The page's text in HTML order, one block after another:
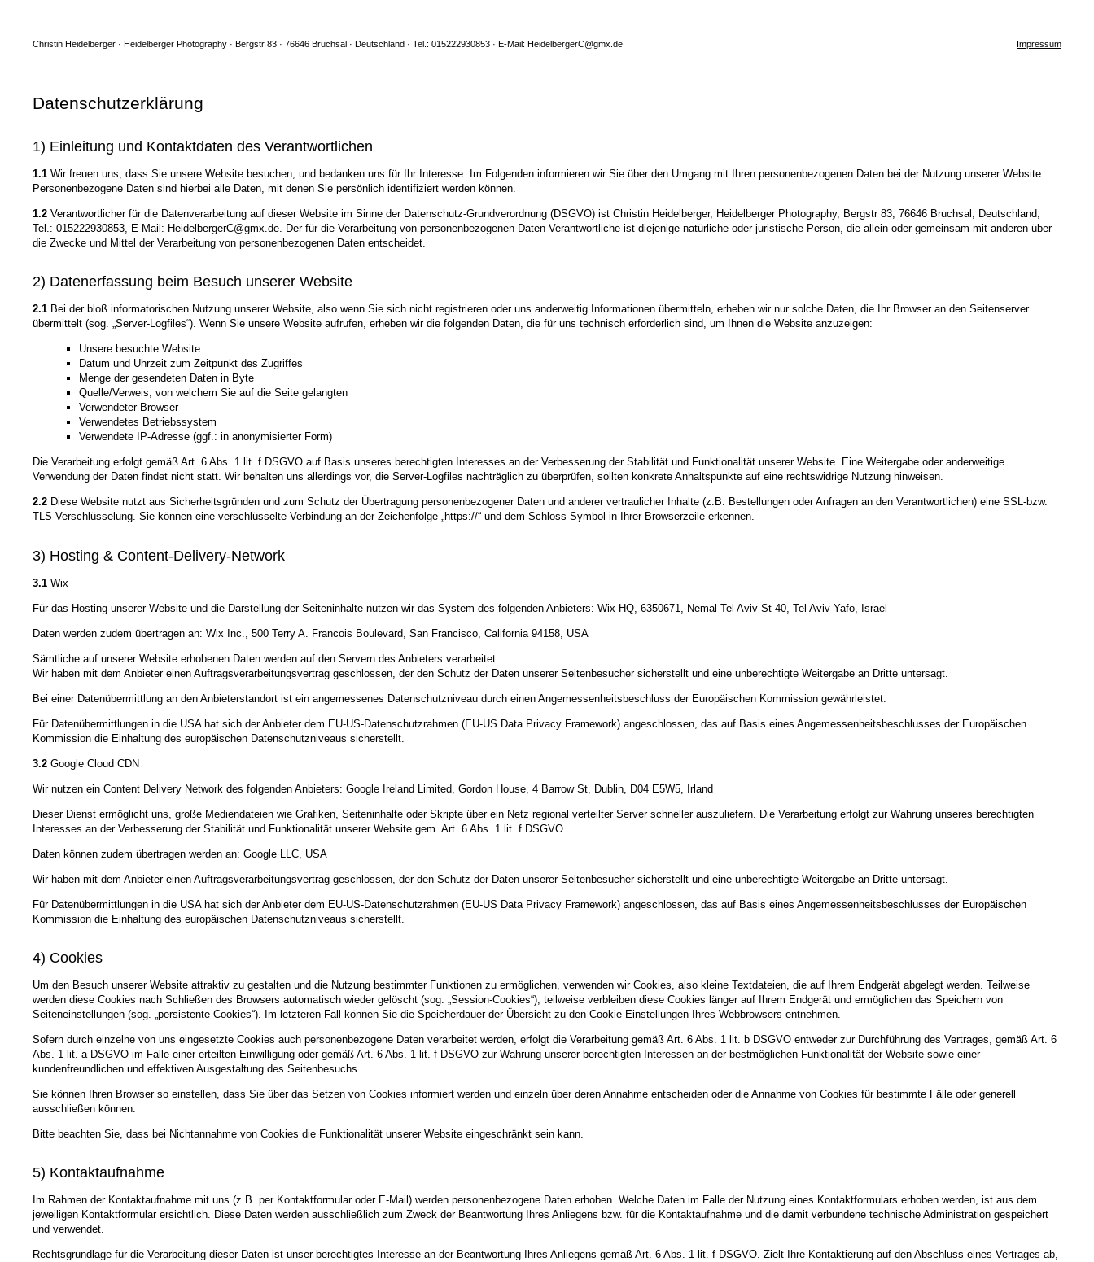
Christin Heidelberger · Heidelberger Photography · Bergstr 83 · 76646 Bruchsal · Deutschland · Tel.: 015222930853 · E-Mail: HeidelbergerC@gmx.de Impressum
Datenschutzerklärung
1) Einleitung und Kontaktdaten des Verantwortlichen
1.1 Wir freuen uns, dass Sie unsere Website besuchen, und bedanken uns für Ihr Interesse. Im Folgenden informieren wir Sie über den Umgang mit Ihren personenbezogenen Daten bei der Nutzung unserer Website.
Personenbezogene Daten sind hierbei alle Daten, mit denen Sie persönlich identifiziert werden können.
1.2 Verantwortlicher für die Datenverarbeitung auf dieser Website im Sinne der Datenschutz-Grundverordnung (DSGVO) ist Christin Heidelberger, Heidelberger Photography, Bergstr 83, 76646 Bruchsal, Deutschland,
Tel.: 015222930853, E-Mail: HeidelbergerC@gmx.de. Der für die Verarbeitung von personenbezogenen Daten Verantwortliche ist diejenige natürliche oder juristische Person, die allein oder gemeinsam mit anderen über
die Zwecke und Mittel der Verarbeitung von personenbezogenen Daten entscheidet.
2) Datenerfassung beim Besuch unserer Website
2.1 Bei der bloß informatorischen Nutzung unserer Website, also wenn Sie sich nicht registrieren oder uns anderweitig Informationen übermitteln, erheben wir nur solche Daten, die Ihr Browser an den Seitenserver
übermittelt (sog. „Server-Logfiles“). Wenn Sie unsere Website aufrufen, erheben wir die folgenden Daten, die für uns technisch erforderlich sind, um Ihnen die Website anzuzeigen:
Unsere besuchte Website
Datum und Uhrzeit zum Zeitpunkt des Zugriffes
Menge der gesendeten Daten in Byte
Quelle/Verweis, von welchem Sie auf die Seite gelangten
Verwendeter Browser
Verwendetes Betriebssystem
Verwendete IP-Adresse (ggf.: in anonymisierter Form)
Die Verarbeitung erfolgt gemäß Art. 6 Abs. 1 lit. f DSGVO auf Basis unseres berechtigten Interesses an der Verbesserung der Stabilität und Funktionalität unserer Website. Eine Weitergabe oder anderweitige
Verwendung der Daten findet nicht statt. Wir behalten uns allerdings vor, die Server-Logfiles nachträglich zu überprüfen, sollten konkrete Anhaltspunkte auf eine rechtswidrige Nutzung hinweisen.
2.2 Diese Website nutzt aus Sicherheitsgründen und zum Schutz der Übertragung personenbezogener Daten und anderer vertraulicher Inhalte (z.B. Bestellungen oder Anfragen an den Verantwortlichen) eine SSL-bzw.
TLS-Verschlüsselung. Sie können eine verschlüsselte Verbindung an der Zeichenfolge „https://“ und dem Schloss-Symbol in Ihrer Browserzeile erkennen.
3) Hosting & Content-Delivery-Network
3.1 Wix
Für das Hosting unserer Website und die Darstellung der Seiteninhalte nutzen wir das System des folgenden Anbieters: Wix HQ, 6350671, Nemal Tel Aviv St 40, Tel Aviv-Yafo, Israel
Daten werden zudem übertragen an: Wix Inc., 500 Terry A. Francois Boulevard, San Francisco, California 94158, USA
Sämtliche auf unserer Website erhobenen Daten werden auf den Servern des Anbieters verarbeitet.
Wir haben mit dem Anbieter einen Auftragsverarbeitungsvertrag geschlossen, der den Schutz der Daten unserer Seitenbesucher sicherstellt und eine unberechtigte Weitergabe an Dritte untersagt.
Bei einer Datenübermittlung an den Anbieterstandort ist ein angemessenes Datenschutzniveau durch einen Angemessenheitsbeschluss der Europäischen Kommission gewährleistet.
Für Datenübermittlungen in die USA hat sich der Anbieter dem EU-US-Datenschutzrahmen (EU-US Data Privacy Framework) angeschlossen, das auf Basis eines Angemessenheitsbeschlusses der Europäischen
Kommission die Einhaltung des europäischen Datenschutzniveaus sicherstellt.
3.2 Google Cloud CDN
Wir nutzen ein Content Delivery Network des folgenden Anbieters: Google Ireland Limited, Gordon House, 4 Barrow St, Dublin, D04 E5W5, Irland
Dieser Dienst ermöglicht uns, große Mediendateien wie Grafiken, Seiteninhalte oder Skripte über ein Netz regional verteilter Server schneller auszuliefern. Die Verarbeitung erfolgt zur Wahrung unseres berechtigten
Interesses an der Verbesserung der Stabilität und Funktionalität unserer Website gem. Art. 6 Abs. 1 lit. f DSGVO.
Daten können zudem übertragen werden an: Google LLC, USA
Wir haben mit dem Anbieter einen Auftragsverarbeitungsvertrag geschlossen, der den Schutz der Daten unserer Seitenbesucher sicherstellt und eine unberechtigte Weitergabe an Dritte untersagt.
Für Datenübermittlungen in die USA hat sich der Anbieter dem EU-US-Datenschutzrahmen (EU-US Data Privacy Framework) angeschlossen, das auf Basis eines Angemessenheitsbeschlusses der Europäischen
Kommission die Einhaltung des europäischen Datenschutzniveaus sicherstellt.
4) Cookies
Um den Besuch unserer Website attraktiv zu gestalten und die Nutzung bestimmter Funktionen zu ermöglichen, verwenden wir Cookies, also kleine Textdateien, die auf Ihrem Endgerät abgelegt werden. Teilweise
werden diese Cookies nach Schließen des Browsers automatisch wieder gelöscht (sog. „Session-Cookies“), teilweise verbleiben diese Cookies länger auf Ihrem Endgerät und ermöglichen das Speichern von
Seiteneinstellungen (sog. „persistente Cookies“). Im letzteren Fall können Sie die Speicherdauer der Übersicht zu den Cookie-Einstellungen Ihres Webbrowsers entnehmen.
Sofern durch einzelne von uns eingesetzte Cookies auch personenbezogene Daten verarbeitet werden, erfolgt die Verarbeitung gemäß Art. 6 Abs. 1 lit. b DSGVO entweder zur Durchführung des Vertrages, gemäß Art. 6
Abs. 1 lit. a DSGVO im Falle einer erteilten Einwilligung oder gemäß Art. 6 Abs. 1 lit. f DSGVO zur Wahrung unserer berechtigten Interessen an der bestmöglichen Funktionalität der Website sowie einer
kundenfreundlichen und effektiven Ausgestaltung des Seitenbesuchs.
Sie können Ihren Browser so einstellen, dass Sie über das Setzen von Cookies informiert werden und einzeln über deren Annahme entscheiden oder die Annahme von Cookies für bestimmte Fälle oder generell
ausschließen können.
Bitte beachten Sie, dass bei Nichtannahme von Cookies die Funktionalität unserer Website eingeschränkt sein kann.
5) Kontaktaufnahme
Im Rahmen der Kontaktaufnahme mit uns (z.B. per Kontaktformular oder E-Mail) werden personenbezogene Daten erhoben. Welche Daten im Falle der Nutzung eines Kontaktformulars erhoben werden, ist aus dem
jeweiligen Kontaktformular ersichtlich. Diese Daten werden ausschließlich zum Zweck der Beantwortung Ihres Anliegens bzw. für die Kontaktaufnahme und die damit verbundene technische Administration gespeichert
und verwendet.
Rechtsgrundlage für die Verarbeitung dieser Daten ist unser berechtigtes Interesse an der Beantwortung Ihres Anliegens gemäß Art. 6 Abs. 1 lit. f DSGVO. Zielt Ihre Kontaktierung auf den Abschluss eines Vertrages ab,